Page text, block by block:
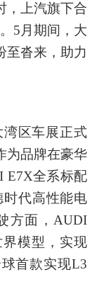
，上汽旗下合
5月期间，大
至沓来，助力
区车展正式
为品牌在豪华
E7X全系标配
时代高性能电
方面，AUDI
界模型，实现
首款实现L3